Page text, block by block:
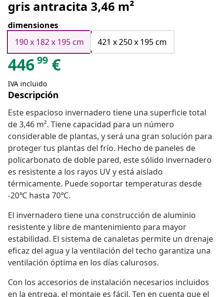
gris antracita 3,46 m²
dimensiones
190 x 182 x 195 cm
421 x 250 x 195 cm
44699 €
IVA incluido
Descripción
Este espacioso invernadero tiene una superficie total
de 3,46 m². Tiene capacidad para un número
considerable de plantas, y será una gran solución para
proteger tus plantas del frío. Hecho de paneles de
policarbonato de doble pared, este sólido invernadero
es resistente a los rayos UV y está aislado
térmicamente. Puede soportar temperaturas desde
-20℃ hasta 70℃.
El invernadero tiene una construcción de aluminio
resistente y libre de mantenimiento para mayor
estabilidad. El sistema de canaletas permite un drenaje
eficaz del agua y la ventilación del techo garantiza una
ventilación óptima en los días calurosos.
Con los accesorios de instalación necesarios incluidos
en la entrega, el montaje es fácil. Ten en cuenta que el